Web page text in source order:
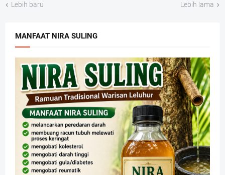
Lebih baru Lebih lama
MANFAAT NIRA SULING